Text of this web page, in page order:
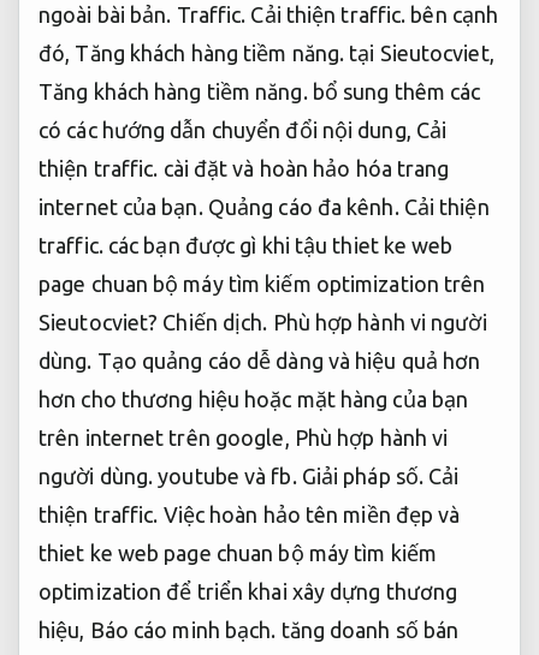
ngoài bài bản. Traffic. Cải thiện traffic. bên cạnh
đó, Tăng khách hàng tiềm năng. tại Sieutocviet,
Tăng khách hàng tiềm năng. bổ sung thêm các
có các hướng dẫn chuyển đổi nội dung, Cải
thiện traffic. cài đặt và hoàn hảo hóa trang
internet của bạn. Quảng cáo đa kênh. Cải thiện
traffic. các bạn được gì khi tậu thiet ke web
page chuan bộ máy tìm kiếm optimization trên
Sieutocviet? Chiến dịch. Phù hợp hành vi người
dùng. Tạo quảng cáo dễ dàng và hiệu quả hơn
hơn cho thương hiệu hoặc mặt hàng của bạn
trên internet trên google, Phù hợp hành vi
người dùng. youtube và fb. Giải pháp số. Cải
thiện traffic. Việc hoàn hảo tên miền đẹp và
thiet ke web page chuan bộ máy tìm kiếm
optimization để triển khai xây dựng thương
hiệu, Báo cáo minh bạch. tăng doanh số bán